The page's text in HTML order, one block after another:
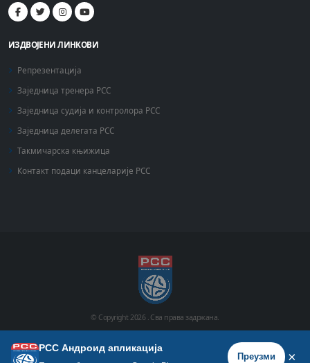
ИЗДВОЈЕНИ ЛИНКОВИ
Репрезентација
Заједница тренера РСС
Заједница судија и контролора РСС
Заједница делегата РСС
Такмичарска књижица
Контакт подаци канцеларије РСС
© Copyright2026 . Сва права задржана.
Почетна Историја Фото галерија Видео галерија
РСС Андроид апликација
Преузми ×